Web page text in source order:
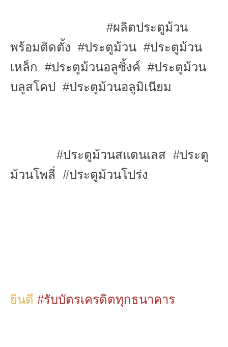
#ผลิตประตูม้วน
พร้อมติดตั้ง #ประตูม้วน #ประตูม้วน
เหล็ก #ประตูม้วนอลูซิ้งค์ #ประตูม้วน
บลูสโคป #ประตูม้วนอลูมิเนียม
#ประตูม้วนสแตนเลส #ประตู
ม้วนโพลี่ #ประตูม้วนโปร่ง
ยินดี #รับบัตรเครดิตทุกธนาคาร